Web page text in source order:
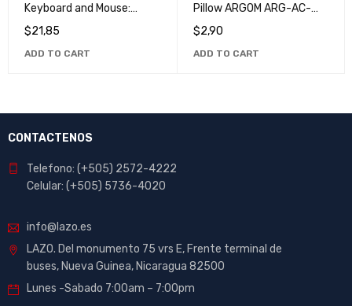
Keyboard and Mouse:
Perfect Computer and
Gaming Combo
$21,85
ADD TO CART
Pillow ARGOM ARG-AC-
1235WT
$2,90
ADD TO CART
CONTACTENOS
Telefono: (+505) 2572-4222
Celular: (+505) 5736-4020
info@lazo.es
LAZO. Del monumento 75 vrs E, Frente terminal de
buses, Nueva Guinea, Nicaragua 82500
Lunes -Sabado 7:00am – 7:00pm